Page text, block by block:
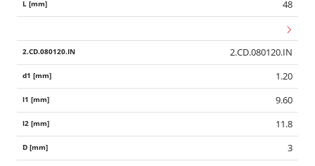
48
2.CD.080120.IN
1.20
9.60
11.8
3